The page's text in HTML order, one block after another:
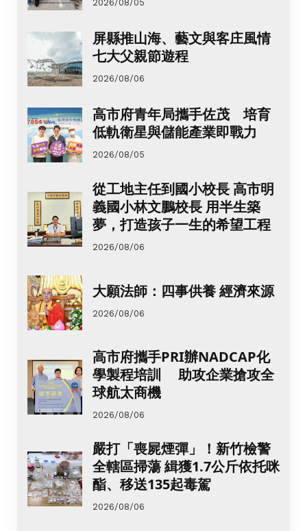
2026/08/05
屏縣推山海、藝文與客庄風情
七大父親節遊程
2026/08/06
高市府青年局攜手佐茂 培育
低軌衛星與儲能產業即戰力
2026/08/05
從工地主任到國小校長 高市明
義國小林文鵬校長 用半生築
夢，打造孩子一生的希望工程
2026/08/06
大願法師：四事供養 經濟來源
2026/08/06
高市府攜手PRI辦NADCAP化
學製程培訓 助攻企業搶攻全
球航太商機
2026/08/06
嚴打「喪屍煙彈」！新竹檢警
全轄區掃蕩 緝獲1.7公斤依托咪
酯、移送135起毒駕
2026/08/06